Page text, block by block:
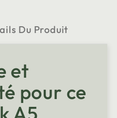
Du Produit
et
pour ce